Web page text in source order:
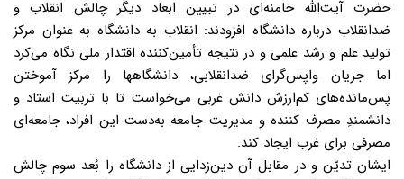
حضرت آیت‌الله خامنه‌ای در تبیین ابعاد دیگر چالش انقلاب و
ضدانقلاب درباره دانشگاه افزودند: انقلاب به دانشگاه به عنوان مرکز
تولید علم و رشد علمی و در نتیجه تأمین‌کننده اقتدار ملی نگاه می‌کرد
اما جریان واپس‌گرای ضدانقلابی، دانشگاهها را مرکز آموختن
پس‌مانده‌های کم‌ارزش دانش غربی می‌خواست تا با تربیت استاد و
دانشمندِ مصرف کننده و مدیریت جامعه به‌دست این افراد، جامعه‌ای
مصرفی برای غرب ایجاد کند.
ایشان تدیّن و در مقابل آن دین‌زدایی از دانشگاه را بُعد سوم چالش